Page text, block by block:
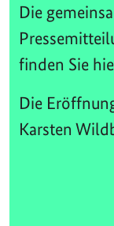
Die
finden Sie
Die
Karsten